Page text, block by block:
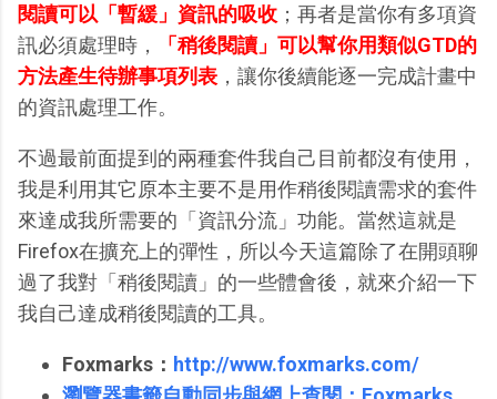
閱讀可以「暫緩」資訊的吸收 ；再者是當你有多項資
訊必須處理時，
「稍後閱讀」可以幫你用類似GTD的
方法產生待辦事項列表 ，讓你後續能逐一完成計畫中
的資訊處理工作。
不過最前面提到的兩種套件我自己目前都沒有使用，
我是利用其它原本主要不是用作稍後閱讀需求的套件
來達成我所需要的「資訊分流」功能。當然這就是
Firefox在擴充上的彈性，所以今天這篇除了在開頭聊
過了我對「稍後閱讀」的一些體會後，就來介紹一下
我自己達成稍後閱讀的工具。
Foxmarks： http://www.foxmarks.com/